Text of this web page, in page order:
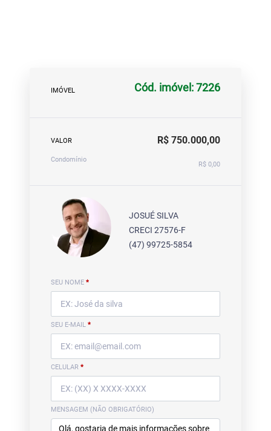
IMÓVEL Cód. imóvel: 7226
VALOR R$ 750.000,00
Condomínio
R$ 0,00
JOSUÉ SILVA
CRECI 27576-F
(47) 99725-5854
SEU NOME *
SEU E-MAIL *
CELULAR *
MENSAGEM (NÃO OBRIGATÓRIO)